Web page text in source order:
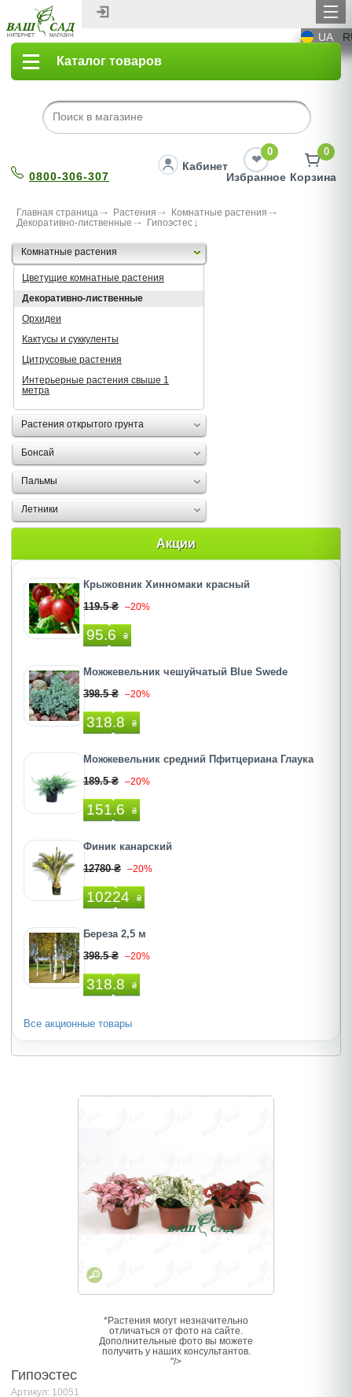
UA
Каталог товаров
0800-306-307
Кабинет
0
Избранное
0
Корзина
Главная страница Растения
Комнатные растения
Декоративно-лиственные
Гипоэстес
Комнатные растения
Цветущие комнатные растения
Декоративно-лиственные
Орхидеи
Кактусы и суккуленты
Цитрусовые растения
Интерьерные растения свыше 1
метра
Растения открытого грунта
Бонсай
Пальмы
Летники
Акции
Крыжовник Хинномаки красный
119.5 ₴ –20%
95.6 ₴
Можжевельник чешуйчатый Blue Swede
398.5 ₴ –20%
318.8 ₴
Можжевельник средний Пфитцериана Глаука
189.5 ₴ –20%
151.6 ₴
Финик канарский
12780 ₴ –20%
10224 ₴
Береза 2,5 м
398.5 ₴ –20%
318.8 ₴
Все акционные товары
*Растения могут незначительно
отличаться от фото на сайте.
Дополнительные фото вы можете
получить у наших консультантов.
"/>
Гипоэстес
Артикул: 10051